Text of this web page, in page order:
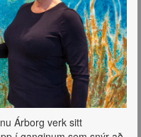
Árborg verk sitt